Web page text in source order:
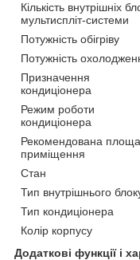
Кількість внутрішніх
мультиспліт-системи
Потужність обігріву
Потужність
Призначення
кондиціонера
Режим роботи
кондиціонера
Рекомендована площа
приміщення
Стан
Тип внутрішнього
Тип кондиціонера
Колір корпусу
Додаткові функції і